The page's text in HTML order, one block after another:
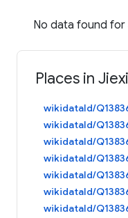
No data found for
Places in
wikidataId/
wikidataId/
wikidataId/
wikidataId/
wikidataId/
wikidataId/
wikidataId/